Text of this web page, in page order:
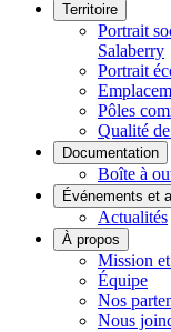
Territoire
Portrait
Salaberry
Portrait
Pôles
Qualité
Documentation
Boîte à
Événements et
Actualités
À propos
Mission
Équipe
Nos
Nous